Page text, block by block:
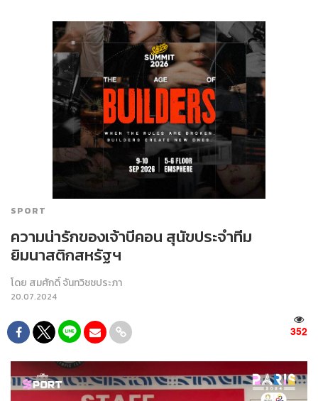
SPORT
ความน่ารักของเจ้าบีคอน สุนัขประจำทีม
ยิมนาสติกสหรัฐฯ
โดย สมศักดิ์ จันทวิชชประภา
20.07.2024
352